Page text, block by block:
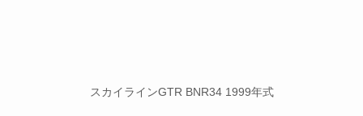
スカイラインGTR BNR34 1999年式